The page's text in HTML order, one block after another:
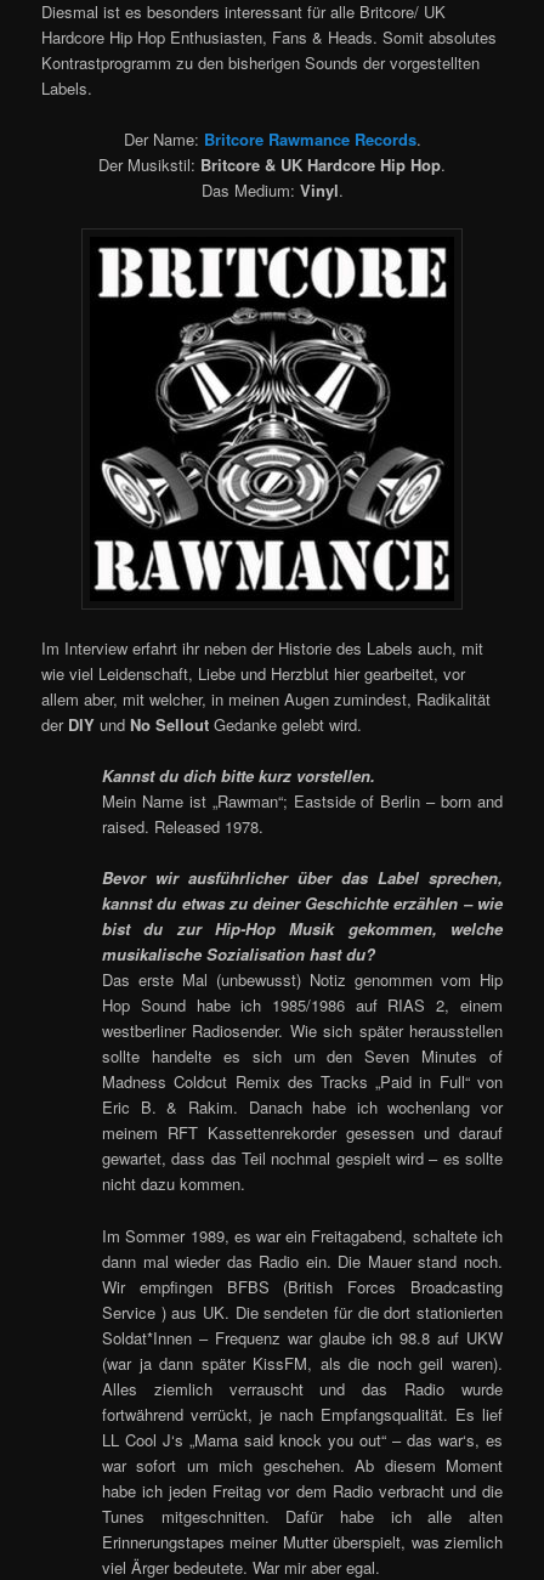
Diesmal ist es besonders interessant für alle Britcore/ UK
Hardcore Hip Hop Enthusiasten, Fans & Heads. Somit absolutes
Kontrastprogramm zu den bisherigen Sounds der vorgestellten
Labels.
Der Name: Britcore Rawmance Records.
Der Musikstil: Britcore & UK Hardcore Hip Hop.
Das Medium: Vinyl.
Im Interview erfahrt ihr neben der Historie des Labels auch, mit
wie viel Leidenschaft, Liebe und Herzblut hier gearbeitet, vor
allem aber, mit welcher, in meinen Augen zumindest, Radikalität
der DIY und No Sellout Gedanke gelebt wird.
Kannst du dich bitte kurz vorstellen.
Mein Name ist „Rawman“; Eastside of Berlin – born and
raised. Released 1978.
Bevor wir ausführlicher über das Label sprechen,
kannst du etwas zu deiner Geschichte erzählen – wie
bist du zur Hip-Hop Musik gekommen, welche
musikalische Sozialisation hast du?
Das erste Mal (unbewusst) Notiz genommen vom Hip
Hop Sound habe ich 1985/1986 auf RIAS 2, einem
westberliner Radiosender. Wie sich später herausstellen
sollte handelte es sich um den Seven Minutes of
Madness Coldcut Remix des Tracks „Paid in Full“ von
Eric B. & Rakim. Danach habe ich wochenlang vor
meinem RFT Kassettenrekorder gesessen und darauf
gewartet, dass das Teil nochmal gespielt wird – es sollte
nicht dazu kommen.
Im Sommer 1989, es war ein Freitagabend, schaltete ich
dann mal wieder das Radio ein. Die Mauer stand noch.
Wir empfingen BFBS (British Forces Broadcasting
Service ) aus UK. Die sendeten für die dort stationierten
Soldat*Innen – Frequenz war glaube ich 98.8 auf UKW
(war ja dann später KissFM, als die noch geil waren).
Alles ziemlich verrauscht und das Radio wurde
fortwährend verrückt, je nach Empfangsqualität. Es lief
LL Cool J‘s „Mama said knock you out“ – das war‘s, es
war sofort um mich geschehen. Ab diesem Moment
habe ich jeden Freitag vor dem Radio verbracht und die
Tunes mitgeschnitten. Dafür habe ich alle alten
Erinnerungstapes meiner Mutter überspielt, was ziemlich
viel Ärger bedeutete. War mir aber egal.